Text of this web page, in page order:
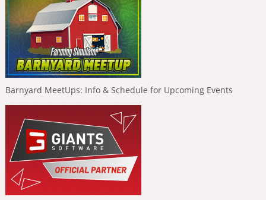
Barnyard MeetUps: Info & Schedule for Upcoming Events